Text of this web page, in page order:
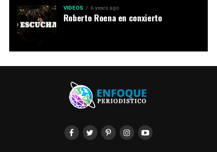
VIDEOS 6 years ago
Roberto Roena en conxierto